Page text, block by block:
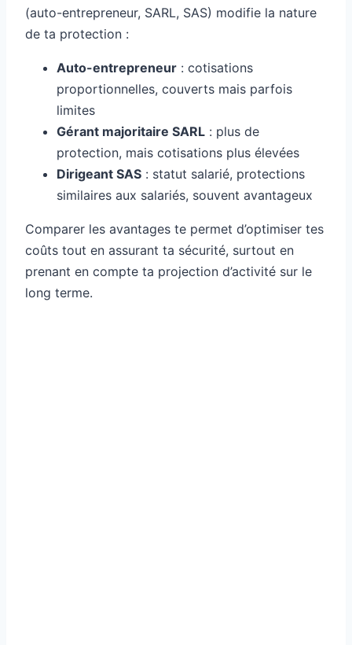
(auto-entrepreneur, SARL, SAS) modifie la nature
de ta protection :
Auto-entrepreneur : cotisations
proportionnelles, couverts mais parfois
limites
Gérant majoritaire SARL : plus de
protection, mais cotisations plus élevées
Dirigeant SAS : statut salarié, protections
similaires aux salariés, souvent avantageux
Comparer les avantages te permet d’optimiser tes
coûts tout en assurant ta sécurité, surtout en
prenant en compte ta projection d’activité sur le
long terme.